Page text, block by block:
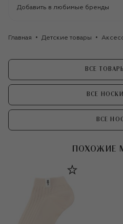
Добавить в любимые бренды
Главная Детские товары
ВСЕ
ВСЕ НОСКИ
ВСЕ
ПОХОЖИЕ